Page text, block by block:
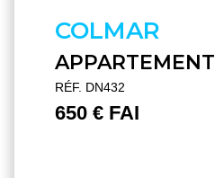
COLMAR
APPARTEMENT
RÉF. DN432
650 € FAI